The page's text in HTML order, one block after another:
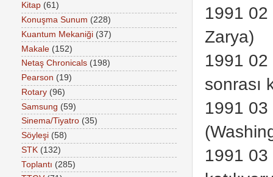
1991
Zarya)
1991 02
sonrası
1991
1991 03
Kitap (61)
Konuşma Sunum (228)
Kuantum Mekaniği (37)
Makale (152)
Netaş Chronicals (198)
Pearson (19)
Rotary (96)
Samsung (59)
Sinema/Tiyatro (35)
Söyleşi (58)
STK (132)
Toplantı (285)